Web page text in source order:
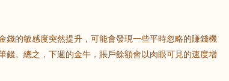
錢的敏感度突然提升，可能會發現一些平時忽略的賺錢機
錢。總之，下週的金牛，賬戶餘額會以肉眼可見的速度增